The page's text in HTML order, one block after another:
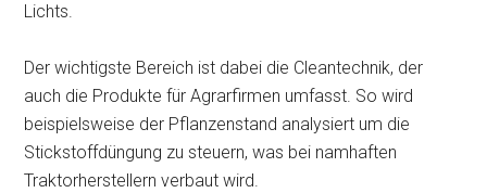
Lichts.
Der wichtigste Bereich ist dabei die Cleantechnik, der
auch die Produkte für Agrarfirmen umfasst. So wird
beispielsweise der Pflanzenstand analysiert um die
Stickstoffdüngung zu steuern, was bei namhaften
Traktorherstellern verbaut wird.